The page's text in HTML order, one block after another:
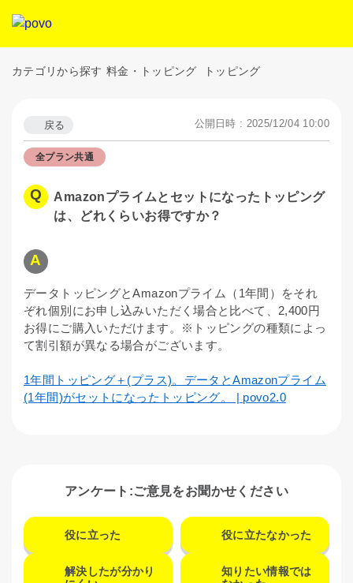
カテゴリから探す 料金・トッピング トッピング
戻る 公開日時 : 2025/12/04 10:00
全プラン共通
Amazonプライムとセットになったトッピング
は、どれくらいお得ですか？
データトッピングとAmazonプライム（1年間）をそれ
ぞれ個別にお申し込みいただく場合と比べて、2,400円
お得にご購入いただけます。※トッピングの種類によっ
て割引額が異なる場合がございます。
1年間トッピング＋(プラス)。データとAmazonプライム
(1年間)がセットになったトッピング。 | povo2.0
アンケート:ご意見をお聞かせください
役に立った 役に立たなかった
解決したが分かり
知りたい情報では